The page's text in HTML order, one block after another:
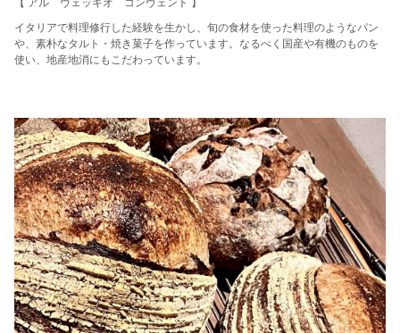
イタリアで料理修行した経験を生かし、旬の食材を使った料理のようなパン
や、素朴なタルト・焼き菓子を作っています。なるべく国産や有機のものを
使い、地産地消にもこだわっています。